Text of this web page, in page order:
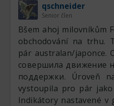
qschneider
Senior člen
Вšem ahoj milovníkům
obchodování na trhu.
pár australan/japonce.
совершила движение
поддержки. Úroveň
vystoupila pro pár
Indikátory nastavené v